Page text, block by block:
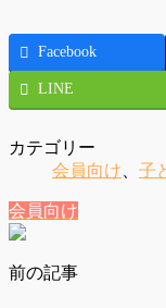
Facebook
LINE
カテゴリー
会員向け
子
会員向け
前の記事